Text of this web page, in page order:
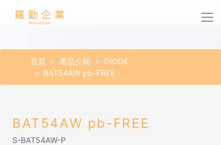
首頁 產品介紹
DIODE
BAT54AW pb-FREE
BAT54AW pb-FREE
S-BAT54AW-P